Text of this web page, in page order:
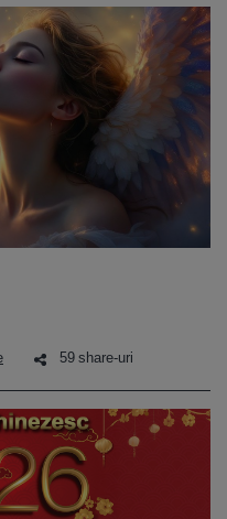
59 share-uri